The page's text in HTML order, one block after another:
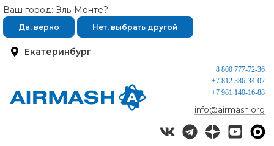
Екатеринбург
Ваш город: Эль-Монте?
Да, верно Нет, выбрать другой
8 800 777-72-36
+7 812 386-34-02
+7 981 140-16-88
info@airmash.org